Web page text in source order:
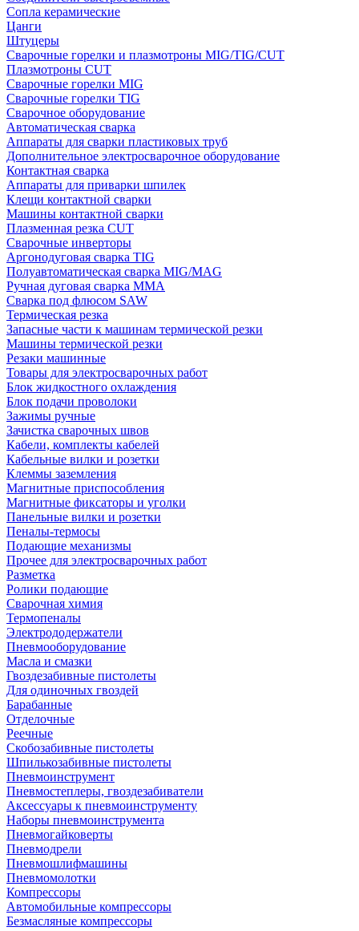
Сопла керамические
Цанги
Штуцеры
Сварочные горелки и плазмотроны MIG/TIG/CUT
Плазмотроны CUT
Сварочные горелки MIG
Сварочные горелки TIG
Сварочное оборудование
Автоматическая сварка
Аппараты для сварки пластиковых труб
Дополнительное электросварочное оборудование
Контактная сварка
Аппараты для приварки шпилек
Клещи контактной сварки
Машины контактной сварки
Плазменная резка CUT
Сварочные инверторы
Аргонодуговая сварка TIG
Полуавтоматическая сварка MIG/MAG
Ручная дуговая сварка MMA
Сварка под флюсом SAW
Термическая резка
Запасные части к машинам термической резки
Машины термической резки
Резаки машинные
Товары для электросварочных работ
Блок жидкостного охлаждения
Блок подачи проволоки
Зажимы ручные
Зачистка сварочных швов
Кабели, комплекты кабелей
Кабельные вилки и розетки
Клеммы заземления
Магнитные приспособления
Магнитные фиксаторы и уголки
Панельные вилки и розетки
Пеналы-термосы
Подающие механизмы
Прочее для электросварочных работ
Разметка
Ролики подающие
Сварочная химия
Термопеналы
Электрододержатели
Пневмооборудование
Масла и смазки
Гвоздезабивные пистолеты
Для одиночных гвоздей
Барабанные
Отделочные
Реечные
Скобозабивные пистолеты
Шпилькозабивные пистолеты
Пневмоинструмент
Пневмостеплеры, гвоздезабиватели
Аксессуары к пневмоинструменту
Наборы пневмоинструмента
Пневмогайковерты
Пневмодрели
Пневмошлифмашины
Пневмомолотки
Компрессоры
Автомобильные компрессоры
Безмасляные компрессоры